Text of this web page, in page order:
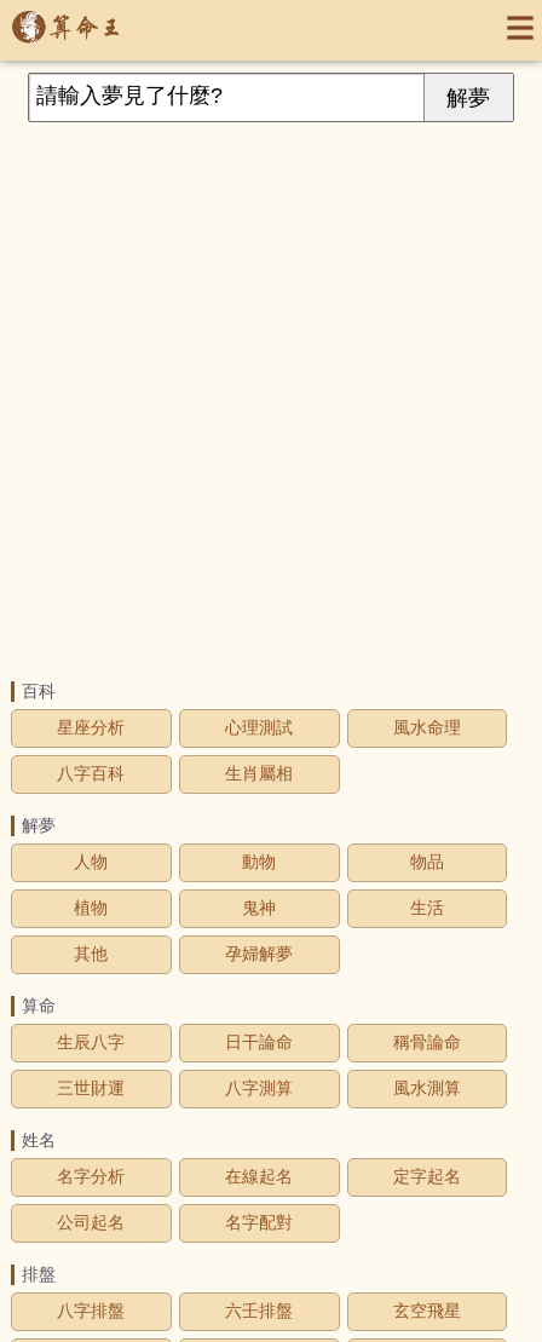
百科
星座分析
心理測試 風水命理
八字百科 生肖屬相
解夢
人物
動物 物品
植物 鬼神 生活
其他 孕婦解夢
算命
生辰八字
日干論命 稱骨論命
三世財運 八字測算 風水測算
姓名
名字分析
在線起名 定字起名
公司起名 名字配對
排盤
八字排盤
六壬排盤 玄空飛星